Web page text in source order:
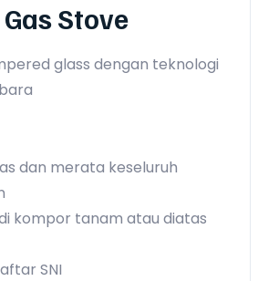
Stove
glass dengan teknologi
dan merata keseluruh
kompor tanam atau diatas
SNI